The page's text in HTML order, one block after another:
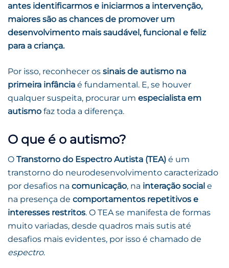
antes identificarmos e iniciarmos a intervenção,
maiores são as chances de promover um
desenvolvimento mais saudável, funcional e feliz
para a criança.
Por isso, reconhecer os sinais de autismo na
primeira infância é fundamental. E, se houver
qualquer suspeita, procurar um especialista em
autismo faz toda a diferença.
O que é o autismo?
O Transtorno do Espectro Autista (TEA) é um
transtorno do neurodesenvolvimento caracterizado
por desafios na comunicação, na interação social e
na presença de comportamentos repetitivos e
interesses restritos. O TEA se manifesta de formas
muito variadas, desde quadros mais sutis até
desafios mais evidentes, por isso é chamado de
espectro.